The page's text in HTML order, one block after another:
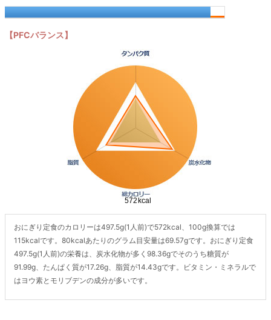
【PFCバランス】
おにぎり定食のカロリーは497.5g(1人前)で572kcal、100g換算では
115kcalです。80kcalあたりのグラム目安量は69.57gです。おにぎり定食
497.5g(1人前)の栄養は、炭水化物が多く98.36gでそのうち糖質が
91.99g、たんぱく質が17.26g、脂質が14.43gです。ビタミン・ミネラルで
はヨウ素とモリブデンの成分が多いです。